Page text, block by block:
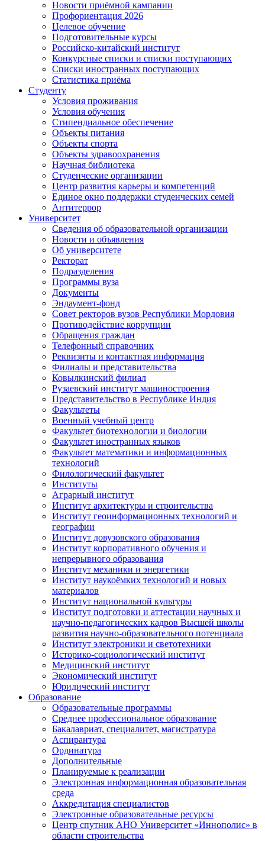
Новости приёмной кампании
Профориентация 2026
Целевое обучение
Подготовительные курсы
Российско-китайский институт
Конкурсные списки и списки поступающих
Списки иностранных поступающих
Статистика приёма
Студенту
Условия проживания
Условия обучения
Стипендиальное обеспечение
Объекты питания
Объекты спорта
Объекты здравоохранения
Научная библиотека
Студенческие организации
Центр развития карьеры и компетенций
Единое окно поддержки студенческих семей
Антитеррор
Университет
Сведения об образовательной организации
Новости и объявления
Об университете
Ректорат
Подразделения
Программы вуза
Документы
Эндаумент-фонд
Совет ректоров вузов Республики Мордовия
Противодействие коррупции
Обращения граждан
Телефонный справочник
Реквизиты и контактная информация
Филиалы и представительства
Ковылкинский филиал
Рузаевский институт машиностроения
Представительство в Республике Индия
Факультеты
Военный учебный центр
Факультет биотехнологии и биологии
Факультет иностранных языков
Факультет математики и информационных
технологий
Филологический факультет
Институты
Аграрный институт
Институт архитектуры и строительства
Институт геоинформационных технологий и
географии
Институт довузовского образования
Институт корпоративного обучения и
непрерывного образования
Институт механики и энергетики
Институт наукоёмких технологий и новых
материалов
Институт национальной культуры
Институт подготовки и аттестации научных и
научно-педагогических кадров Высшей школы
развития научно-образовательного потенциала
Институт электроники и светотехники
Историко-социологический институт
Медицинский институт
Экономический институт
Юридический институт
Образование
Образовательные программы
Среднее профессиональное образование
Бакалавриат, специалитет, магистратура
Аспирантура
Ординатура
Дополнительные
Планируемые к реализации
Электронная информационная образовательная
среда
Аккредитация специалистов
Электронные образовательные ресурсы
Центр спутник АНО Университет «Иннополис» в
области строительства